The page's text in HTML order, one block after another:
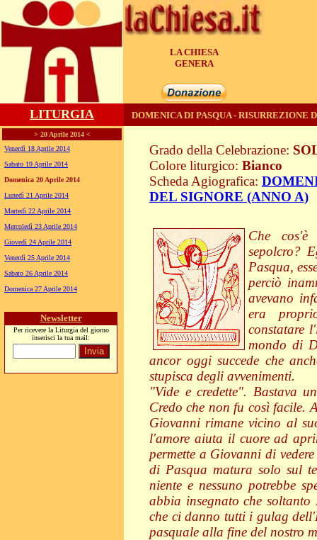
LA CHIESA
UNITA'
LITURGIA
> 20 Aprile 2014 <
Venerdì 18 Aprile 2014
Sabato 19 Aprile 2014
Domenica 20 Aprile 2014
Lunedì 21 Aprile 2014
Martedì 22 Aprile 2014
Mercoledì 23 Aprile 2014
Giovedì 24 Aprile 2014
Venerdì 25 Aprile 2014
Sabato 26 Aprile 2014
Domenica 27 Aprile 2014
Newsletter
Per ricevere la Liturgia del giorno
inserisci la tua mail:
DOMENICA DI PASQUA - RISURREZIONE
Grado della Celebrazione:
Colore liturgico: Bianco
Scheda Agiografica:
DEL SIGNORE (ANNO A)
Che
sepolcro?
Pasqua,
perciò
avevano
era
constatare
mondo di
ancor oggi succede che
stupisca degli avvenimenti.
"Vide e credette". Bastava
Credo che non fu così facile.
Giovanni rimane vicino al
l'amore aiuta il cuore ad
permette a Giovanni di
di Pasqua matura solo sul
niente e nessuno potrebbe
abbia insegnato che
che ci danno tutti i gulag
pasquale alla fine del nostro